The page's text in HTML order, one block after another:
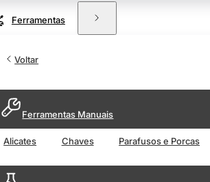
Ferramentas
Voltar
Ferramentas Manuais
Alicates Chaves Parafusos e Porcas